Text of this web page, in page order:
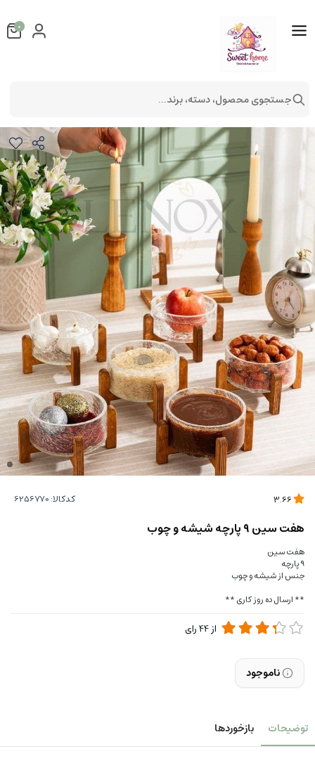
کدکالا:
هفت سین ٩ پارچه شیشه و چوب
هفت سین
٩ پارچه
جنس از شیشه و چوب
** ارسال ده روز کاری **
از44رای
ناموجود
توضیحات بازخوردها
0
جستجوی محصول، دسته، برند...